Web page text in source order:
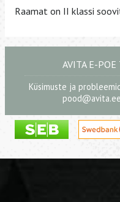
Raamat on II klassi
AVITA E-
Küsimuste ja
pood@avita.ee